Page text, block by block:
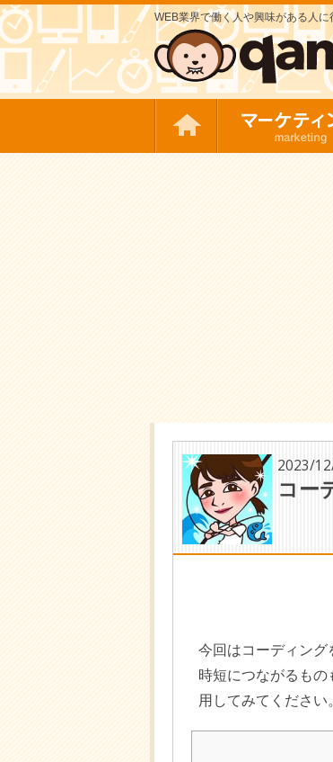
WEB業界で働く人や興味がある人に
2023/
コー
今回はコーディング
時短につながるもの
用してみてください